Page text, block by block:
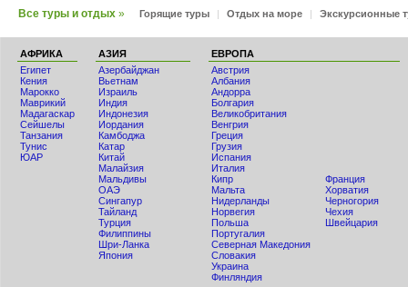
Все туры и отдых » Горящие туры | Отдых на море | Экскурсионные
АФРИКА
Египет
Кения
Мaрокко
Маврикий
Мадагаскар
Сейшелы
Танзания
Тунис
ЮАР
АЗИЯ
Азербайджан
Вьетнам
Израиль
Индия
Индонезия
Иордания
Камбоджа
Катар
Китай
Малайзия
Мальдивы
ОАЭ
Сингапур
Тайланд
Турция
Филиппины
Шри-Ланка
Япония
ЕВРОПА
Австрия
Албания
Андорра
Болгария
Великобритания
Венгрия
Греция
Грузия
Испания
Италия
Кипр
Мальта
Нидерланды
Норвегия
Польша
Португалия
Северная Македония
Словакия
Украина
Финляндия
Франция
Хорватия
Черногория
Чехия
Швейцария